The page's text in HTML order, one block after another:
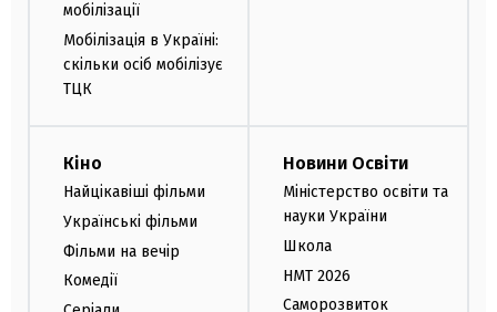
мобілізації
Мобілізація в Україні:
скільки осіб мобілізує
ТЦК
Кіно
Найцікавіші фільми
Українські фільми
Фільми на вечір
Комедії
Новини Освіти
Міністерство освіти та
науки України
Школа
НМТ 2026
Саморозвиток